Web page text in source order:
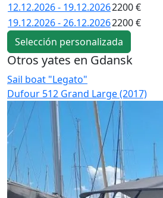
12.12.2026 - 19.12.20262200 €
19.12.2026 - 26.12.20262200 €
Selección personalizada
Otros yates en Gdansk
Sail boat "Legato"
Dufour 512 Grand Large (2017)